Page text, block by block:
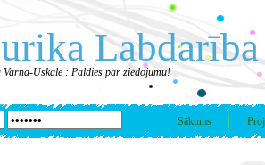
Labdarība
Uskale : Paldies par ziedojumu!
Sākums